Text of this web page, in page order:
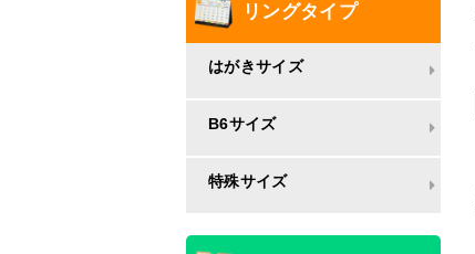
リングタイプ
はがきサイズ
B6サイズ
特殊サイズ